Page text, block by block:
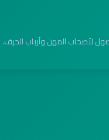
لأصحاب المهن وأرباب الحرف.